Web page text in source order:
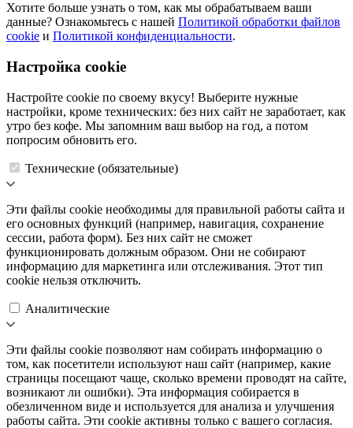
Хотите больше узнать о том, как мы обрабатываем ваши
данные? Ознакомьтесь с нашей Политикой обработки файлов
cookie и Политикой конфиденциальности.
Настройка cookie
Настройте cookie по своему вкусу! Выберите нужные
настройки, кроме технических: без них сайт не заработает, как
утро без кофе. Мы запомним ваш выбор на год, а потом
попросим обновить его.
Технические (обязательные)
Эти файлы cookie необходимы для правильной работы сайта и
его основных функций (например, навигация, сохранение
сессии, работа форм). Без них сайт не сможет
функционировать должным образом. Они не собирают
информацию для маркетинга или отслеживания. Этот тип
cookie нельзя отключить.
Аналитические
Эти файлы cookie позволяют нам собирать информацию о
том, как посетители используют наш сайт (например, какие
страницы посещают чаще, сколько времени проводят на сайте,
возникают ли ошибки). Эта информация собирается в
обезличенном виде и используется для анализа и улучшения
работы сайта. Эти cookie активны только с вашего согласия.